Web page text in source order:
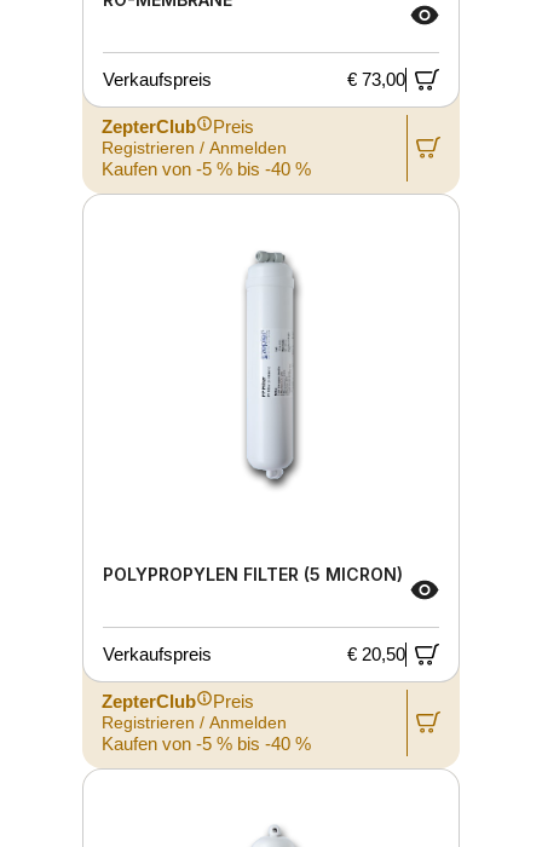
Verkaufspreis € 73,00
ZepterClub Preis
Registrieren / Anmelden
Kaufen von -5 % bis -40 %
POLYPROPYLEN FILTER (5 MICRON)
Verkaufspreis € 20,50
ZepterClub Preis
Registrieren / Anmelden
Kaufen von -5 % bis -40 %